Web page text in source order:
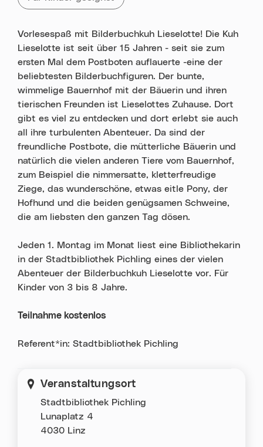
Vorlesespaß mit Bilderbuchkuh Lieselotte! Die Kuh
Lieselotte ist seit über 15 Jahren - seit sie zum
ersten Mal dem Postboten auflauerte -eine der
beliebtesten Bilderbuchfiguren. Der bunte,
wimmelige Bauernhof mit der Bäuerin und ihren
tierischen Freunden ist Lieselottes Zuhause. Dort
gibt es viel zu entdecken und dort erlebt sie auch
all ihre turbulenten Abenteuer. Da sind der
freundliche Postbote, die mütterliche Bäuerin und
natürlich die vielen anderen Tiere vom Bauernhof,
zum Beispiel die nimmersatte, kletterfreudige
Ziege, das wunderschöne, etwas eitle Pony, der
Hofhund und die beiden genügsamen Schweine,
die am liebsten den ganzen Tag dösen.
Jeden 1. Montag im Monat liest eine Bibliothekarin
in der Stadtbibliothek Pichling eines der vielen
Abenteuer der Bilderbuchkuh Lieselotte vor. Für
Kinder von 3 bis 8 Jahre.
Teilnahme kostenlos
Referent*in: Stadtbibliothek Pichling
Veranstaltungsort
Stadtbibliothek Pichling
Lunaplatz 4
4030 Linz